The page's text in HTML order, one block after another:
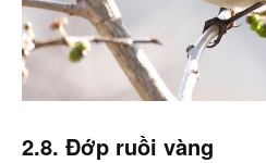
2.8. Đớp ruồi vàng